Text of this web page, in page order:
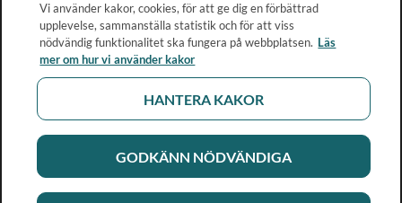
Vi använder kakor, cookies, för att ge dig en förbättrad
upplevelse, sammanställa statistik och för att viss
nödvändig funktionalitet ska fungera på webbplatsen. Läs
mer om hur vi använder kakor
HANTERA KAKOR
GODKÄNN NÖDVÄNDIGA